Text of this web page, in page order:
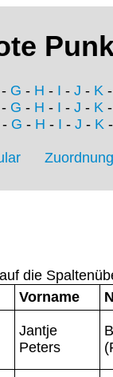
- G - H - I - J - K
- G - H - I - J - K
G - H - I - J - K
die
Vorname
Jantje
Peters